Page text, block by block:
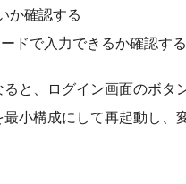
か確認する
ドで入力できるか確認する
と、ログイン画面のボタ
小構成にして再起動し、